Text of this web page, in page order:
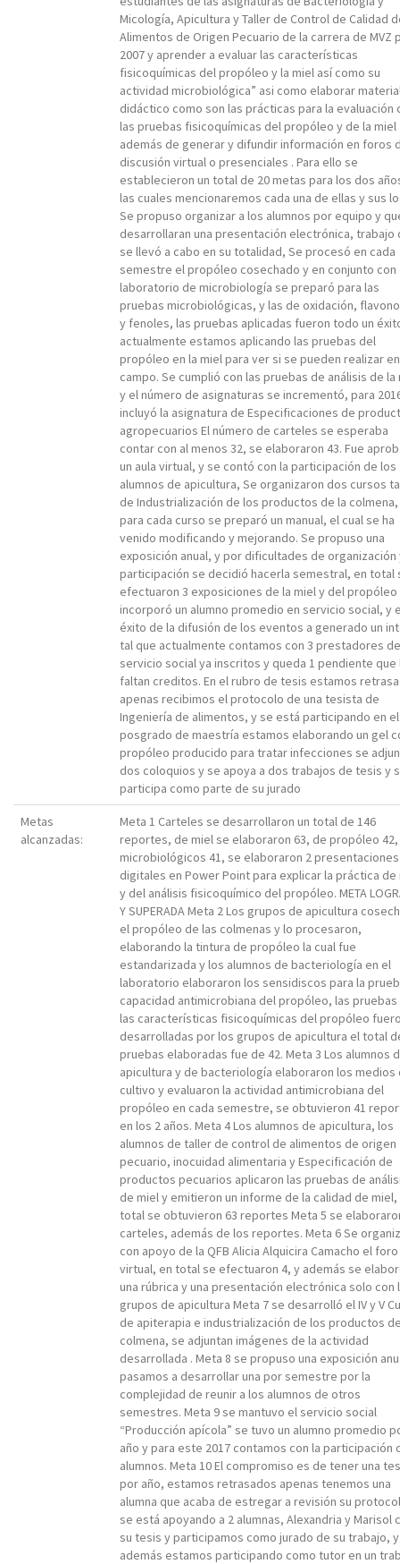
Micología, Apicultura y Taller de Control de Calidad
Alimentos de Origen Pecuario de la carrera de MVZ
2007 y aprender a evaluar las características
fisicoquímicas del propóleo y la miel así como su
actividad microbiológica” asi como elaborar
didáctico como son las prácticas para la evaluación
las pruebas fisicoquímicas del propóleo y de la miel
además de generar y difundir información en foros
discusión virtual o presenciales . Para ello se
establecieron un total de 20 metas para los dos
las cuales mencionaremos cada una de ellas y sus
Se propuso organizar a los alumnos por equipo y
desarrollaran una presentación electrónica, trabajo
se llevó a cabo en su totalidad, Se procesó en cada
semestre el propóleo cosechado y en conjunto con
laboratorio de microbiología se preparó para las
pruebas microbiológicas, y las de oxidación,
y fenoles, las pruebas aplicadas fueron todo un
actualmente estamos aplicando las pruebas del
propóleo en la miel para ver si se pueden realizar en
campo. Se cumplió con las pruebas de análisis de la
y el número de asignaturas se incrementó, para
incluyó la asignatura de Especificaciones de
agropecuarios El número de carteles se esperaba
contar con al menos 32, se elaboraron 43. Fue
un aula virtual, y se contó con la participación de los
alumnos de apicultura, Se organizaron dos cursos
de Industrialización de los productos de la colmena,
para cada curso se preparó un manual, el cual se ha
venido modificando y mejorando. Se propuso una
exposición anual, y por dificultades de organización
participación se decidió hacerla semestral, en total
efectuaron 3 exposiciones de la miel y del propóleo
incorporó un alumno promedio en servicio social, y
éxito de la difusión de los eventos a generado un
tal que actualmente contamos con 3 prestadores de
servicio social ya inscritos y queda 1 pendiente que
faltan creditos. En el rubro de tesis estamos
apenas recibimos el protocolo de una tesista de
Ingeniería de alimentos, y se está participando en el
posgrado de maestría estamos elaborando un gel
propóleo producido para tratar infecciones se
dos coloquios y se apoya a dos trabajos de tesis y
participa como parte de su jurado
Metas
alcanzadas:
Meta 1 Carteles se desarrollaron un total de 146
reportes, de miel se elaboraron 63, de propóleo 42,
microbiológicos 41, se elaboraron 2 presentaciones
digitales en Power Point para explicar la práctica de
y del análisis fisicoquímico del propóleo. META
Y SUPERADA Meta 2 Los grupos de apicultura
el propóleo de las colmenas y lo procesaron,
elaborando la tintura de propóleo la cual fue
estandarizada y los alumnos de bacteriología en el
laboratorio elaboraron los sensidiscos para la
capacidad antimicrobiana del propóleo, las
las características fisicoquímicas del propóleo
desarrolladas por los grupos de apicultura el total
pruebas elaboradas fue de 42. Meta 3 Los alumnos
apicultura y de bacteriología elaboraron los medios
cultivo y evaluaron la actividad antimicrobiana del
propóleo en cada semestre, se obtuvieron 41
en los 2 años. Meta 4 Los alumnos de apicultura, los
alumnos de taller de control de alimentos de origen
pecuario, inocuidad alimentaria y Especificación de
productos pecuarios aplicaron las pruebas de
de miel y emitieron un informe de la calidad de miel,
total se obtuvieron 63 reportes Meta 5 se
carteles, además de los reportes. Meta 6 Se
con apoyo de la QFB Alicia Alquicira Camacho el foro
virtual, en total se efectuaron 4, y además se
una rúbrica y una presentación electrónica solo con
grupos de apicultura Meta 7 se desarrolló el IV y V
de apiterapia e industrialización de los productos
colmena, se adjuntan imágenes de la actividad
desarrollada . Meta 8 se propuso una exposición
pasamos a desarrollar una por semestre por la
complejidad de reunir a los alumnos de otros
semestres. Meta 9 se mantuvo el servicio social
“Producción apícola” se tuvo un alumno promedio
año y para este 2017 contamos con la participación
alumnos. Meta 10 El compromiso es de tener una
por año, estamos retrasados apenas tenemos una
alumna que acaba de estregar a revisión su
se está apoyando a 2 alumnas, Alexandria y Marisol
su tesis y participamos como jurado de su trabajo, y
además estamos participando como tutor en un